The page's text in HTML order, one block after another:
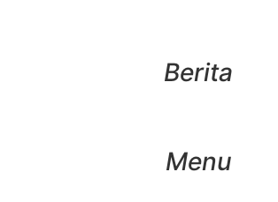
Berita
Menu